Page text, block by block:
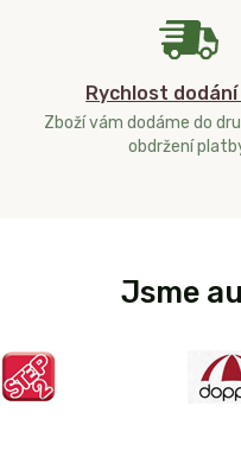
Rychlost
Zboží vám dodáme do
obdržení
Jsme